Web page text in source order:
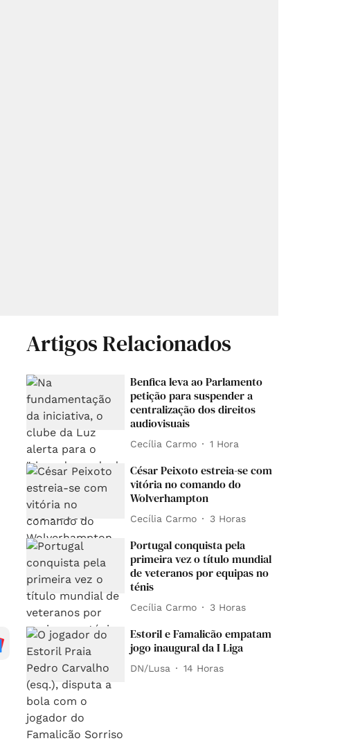
Artigos Relacionados
Benfica leva ao Parlamento
petição para suspender a
centralização dos direitos
audiovisuais
Cecília Carmo 1 Hora
César Peixoto estreia-se com
vitória no comando do
Wolverhampton
Cecília Carmo 3 Horas
Portugal conquista pela
primeira vez o título mundial
de veteranos por equipas no
ténis
Cecília Carmo 3 Horas
Estoril e Famalicão empatam
jogo inaugural da I Liga
DN/Lusa 14 Horas